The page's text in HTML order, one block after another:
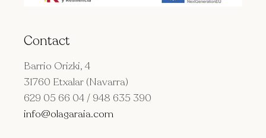
Contact
Barrio Orizki, 4
31760 Etxalar (Navarra)
629 05 66 04 / 948 635 390
info@olagaraia.com